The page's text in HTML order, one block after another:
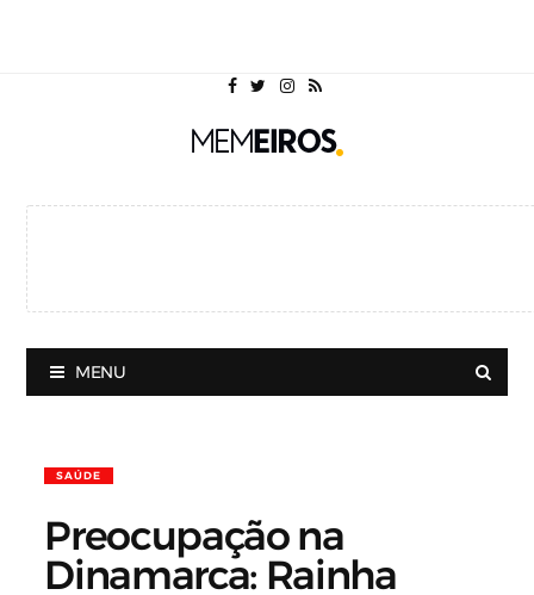
MENU
SAÚDE
Preocupação na
Dinamarca: Rainha